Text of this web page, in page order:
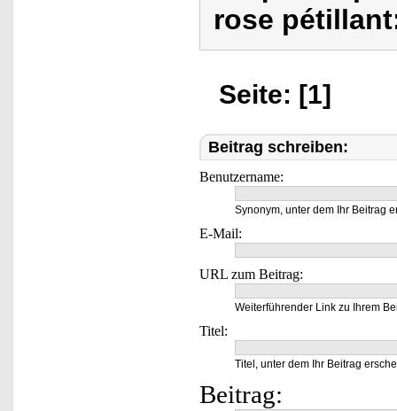
rose
Seite: [1]
Beitrag schreiben:
Benutzername:
Synonym, unter dem Ihr Beitrag
E-Mail:
URL zum Beitrag:
Weiterführender Link zu Ihrem
Titel:
Titel, unter dem Ihr Beitrag
Beitrag: